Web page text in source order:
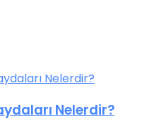
Nelerdir?